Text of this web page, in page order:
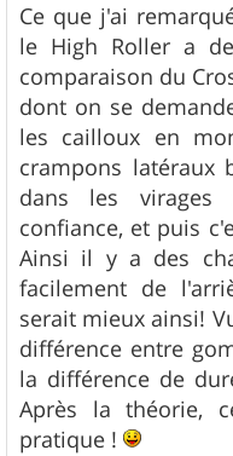
Ce que j'ai
le High Roller a
comparaison du
dont on se
les cailloux en
crampons latéraux
dans les
confiance, et puis
Ainsi il y a des
facilement de
serait mieux ainsi!
différence entre
la différence de
Après la théorie,
pratique !